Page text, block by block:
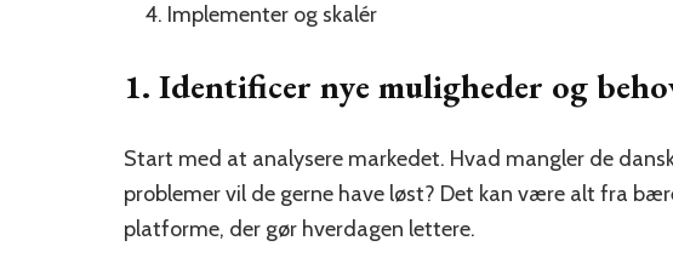
Implementer og skalér
1. Identificer nye muligheder og
Start med at analysere markedet. Hvad mangler de
problemer vil de gerne have løst? Det kan være alt fra
platforme, der gør hverdagen lettere.